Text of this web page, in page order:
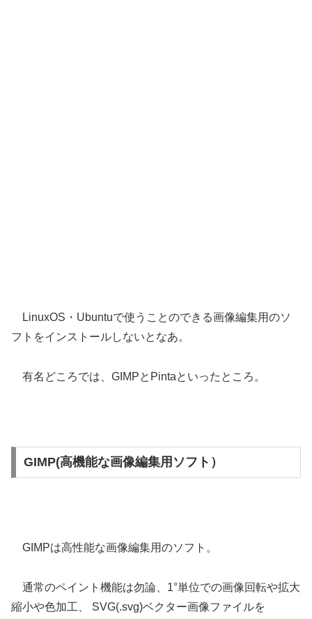
LinuxOS・Ubuntuで使うことのできる画像編集用のソ
フトをインストールしないとなあ。
有名どころでは、GIMPとPintaといったところ。
GIMP(高機能な画像編集用ソフト）
GIMPは高性能な画像編集用のソフト。
通常のペイント機能は勿論、1°単位での画像回転や拡大
縮小や色加工、 SVG(.svg)ベクター画像ファイルを